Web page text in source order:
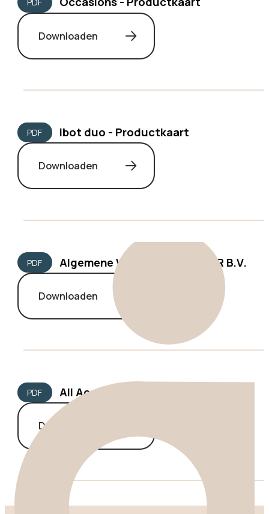
PDF
Downloaden
PDF ibot duo - Productkaart
Downloaden
PDF Algemene Voorwaarden 2KERR B.V.
Downloaden
PDF All Access wenskaarten
Downloaden